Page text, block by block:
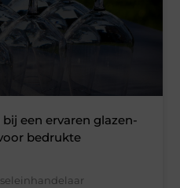
een ervaren glazen-
bedrukte